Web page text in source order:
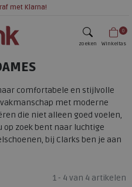
met Klarna!
zoeken
0
Winkeltas
comfortabele en stijlvolle
met moderne
die niet alleen goed voelen,
op zoek bent naar luchtige
bij Clarks ben je aan
1 - 4 van 4 artikelen